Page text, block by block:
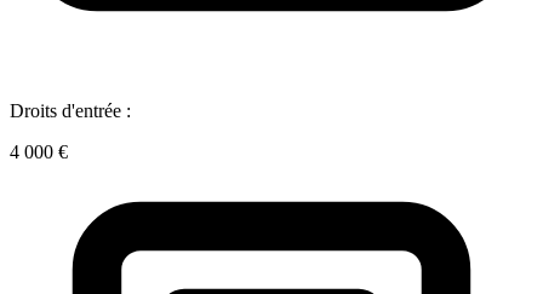
Droits d'entrée :
4 000 €